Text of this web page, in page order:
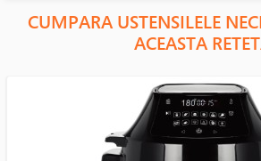
CUMPARA USTENSILELE
ACEASTA